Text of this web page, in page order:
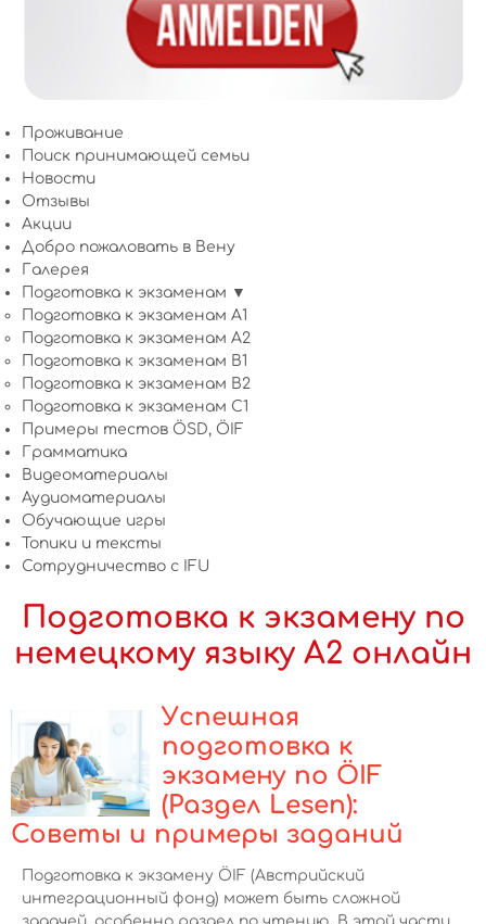
Проживание
Поиск принимающей семьи
Новости
Отзывы
Акции
Добро пожаловать в Вену
Галерея
Подготовка к экзаменам ▼
Подготовка к экзаменам A1
Подготовка к экзаменам A2
Подготовка к экзаменам B1
Подготовка к экзаменам B2
Подготовка к экзаменам C1
Примеры тестов ÖSD, ÖIF
Грамматика
Видеоматериалы
Аудиоматериалы
Обучающие игры
Топики и тексты
Сотрудничество c IFU
Подготовка к экзамену по
немецкому языку A2 онлайн
Успешная
подготовка к
экзамену по ÖIF
(Раздел Lesen):
Советы и примеры заданий
Подготовка к экзамену ÖIF (Австрийский
интеграционный фонд) может быть сложной